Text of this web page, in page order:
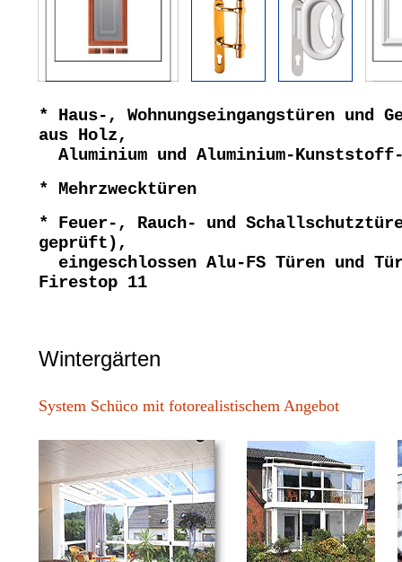
* Haus-, Wohnungseingangstüren und
aus Holz,
Aluminium und Aluminium-
* Mehrzwecktüren
* Feuer-, Rauch- und
geprüft),
eingeschlossen Alu-FS Türen und
Firestop 11
Wintergärten
System Schüco mit fotorealistischem Angebot